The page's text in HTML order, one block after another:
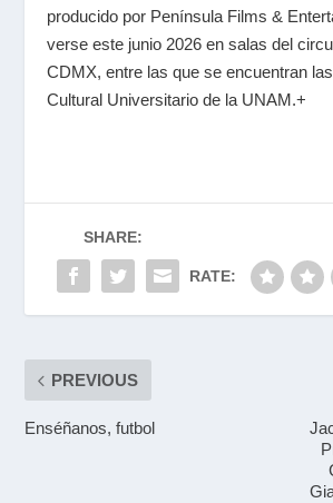
producido por Península Films &
verse este junio 2026 en salas del
CDMX, entre las que se encuentran
Cultural Universitario de la UNAM.+
SHARE:
RATE:
PREVIOUS
Enséñanos, futbol